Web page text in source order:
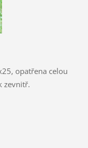
opatřena celou
zevnitř.